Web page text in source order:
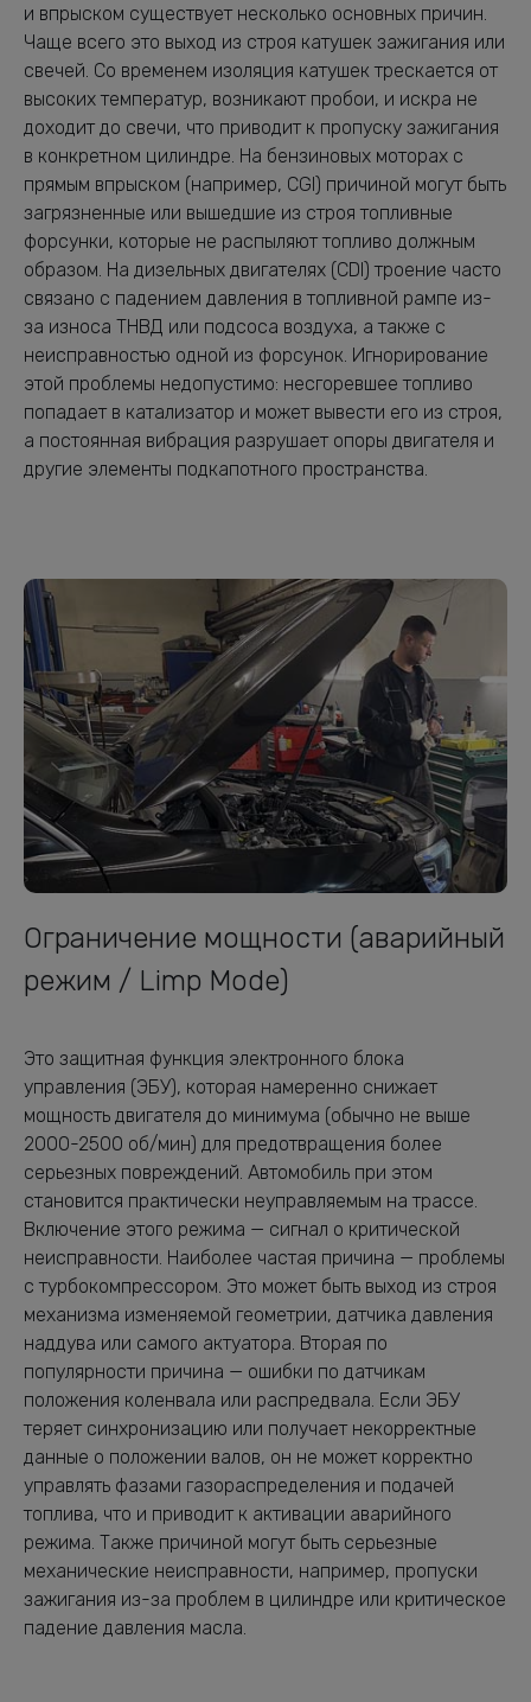
и впрыском существует несколько основных причин.
Чаще всего это выход из строя катушек зажигания или
свечей. Со временем изоляция катушек трескается от
высоких температур, возникают пробои, и искра не
доходит до свечи, что приводит к пропуску зажигания
в конкретном цилиндре. На бензиновых моторах с
прямым впрыском (например, CGI) причиной могут быть
загрязненные или вышедшие из строя топливные
форсунки, которые не распыляют топливо должным
образом. На дизельных двигателях (CDI) троение часто
связано с падением давления в топливной рампе из-
за износа ТНВД или подсоса воздуха, а также с
неисправностью одной из форсунок. Игнорирование
этой проблемы недопустимо: несгоревшее топливо
попадает в катализатор и может вывести его из строя,
а постоянная вибрация разрушает опоры двигателя и
другие элементы подкапотного пространства.
Ограничение мощности (аварийный
режим / Limp Mode)
Это защитная функция электронного блока
управления (ЭБУ), которая намеренно снижает
мощность двигателя до минимума (обычно не выше
2000-2500 об/мин) для предотвращения более
серьезных повреждений. Автомобиль при этом
становится практически неуправляемым на трассе.
Включение этого режима — сигнал о критической
неисправности. Наиболее частая причина — проблемы
с турбокомпрессором. Это может быть выход из строя
механизма изменяемой геометрии, датчика давления
наддува или самого актуатора. Вторая по
популярности причина — ошибки по датчикам
положения коленвала или распредвала. Если ЭБУ
теряет синхронизацию или получает некорректные
данные о положении валов, он не может корректно
управлять фазами газораспределения и подачей
топлива, что и приводит к активации аварийного
режима. Также причиной могут быть серьезные
механические неисправности, например, пропуски
зажигания из-за проблем в цилиндре или критическое
падение давления масла.